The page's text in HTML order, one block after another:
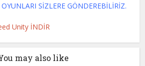
SİZLERE GÖNDEREBİLİRİZ.
Unity İNDİR
may also like